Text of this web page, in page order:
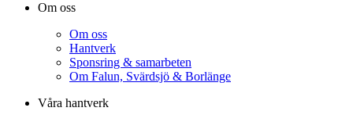
Om oss
Om oss
Hantverk
Sponsring & samarbeten
Om Falun, Svärdsjö & Borlänge
Våra hantverk